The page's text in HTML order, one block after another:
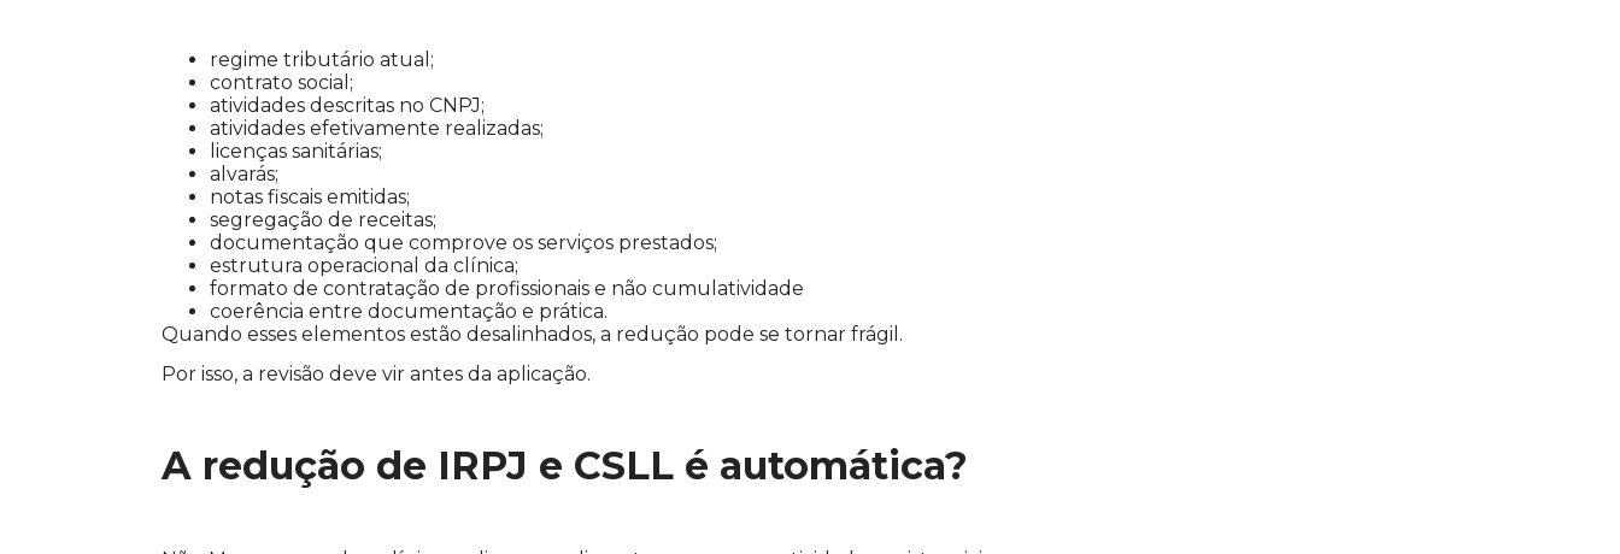
regime tributário atual;
contrato social;
atividades descritas no CNPJ;
atividades efetivamente realizadas;
licenças sanitárias;
alvarás;
notas fiscais emitidas;
segregação de receitas;
documentação que comprove os serviços prestados;
estrutura operacional da clínica;
formato de contratação de profissionais e não cumulatividade
coerência entre documentação e prática.
Quando esses elementos estão desalinhados, a redução pode se tornar frágil.
Por isso, a revisão deve vir antes da aplicação.
A redução de IRPJ e CSLL é automática?